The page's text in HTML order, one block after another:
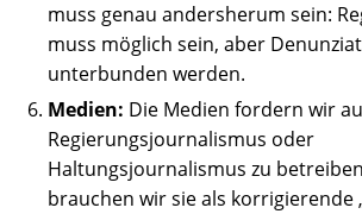
muss genau andersherum sein:
muss möglich sein, aber
unterbunden werden.
Medien: Die Medien fordern wir
Regierungsjournalismus oder
Haltungsjournalismus zu
brauchen wir sie als korrigierende